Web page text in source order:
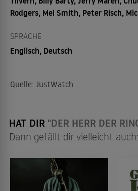
Rodgers, Mel Smith, Peter Risch,
SPRACHE
Englisch, Deutsch
Quelle: JustWatch
HAT DIR "DER HERR DER
Dann gefällt dir vielleicht auch: